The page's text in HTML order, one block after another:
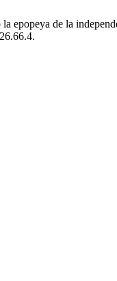
epopeya de la